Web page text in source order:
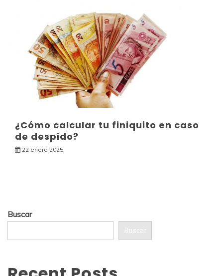
¿Cómo calcular tu finiquito en caso
de despido?
22 enero 2025
Buscar
Buscar